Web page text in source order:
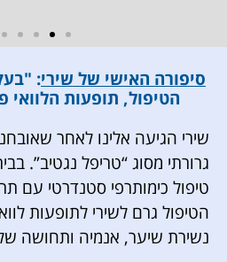
פפי, ליאור, גלית ובמבה
סיפורה האישי של שירי:
הטיפול, תופעות
שירי הגיעה אלינו לאחר
גרורתי מסוג “טריפל נגטיב”.
טיפול כימותרפי סטנדרטי עם
הטיפול גרם לשירי לתופעות
נשירת שיער, אנמיה ותחושה